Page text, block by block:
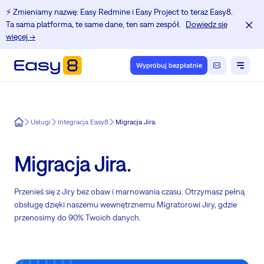
⚡️ Zmieniamy nazwę: Easy Redmine i Easy Project to teraz Easy8.
Ta sama platforma, te same dane, ten sam zespół.
Dowiedz się
więcej →
Wypróbuj bezpłatnie
Easy8Usługi Integracja Easy8 Migracja Jira.
Migracja Jira.
Przenieś się z Jiry bez obaw i marnowania czasu. Otrzymasz pełną
obsługę dzięki naszemu wewnętrznemu Migratorowi Jiry, gdzie
przenosimy do 90% Twoich danych.